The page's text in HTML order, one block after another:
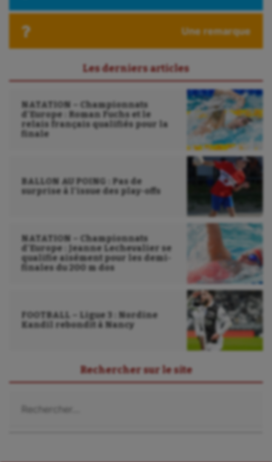
Ultimate frisbee
Wakeboard
Water-polo
Une remarque
Les derniers articles
NATATION – Championnats
d’Europe : Roman Fuchs et le
relais français qualifiés pour la
finale
BALLON AU POING : Pas de
surprise à l’issue des play-offs
NATATION – Championnats
d’Europe : Jeanne Lechevalier se
qualifie aisément pour les demi-
finales du 200 m dos
FOOTBALL – Ligue 3 : Nordine
Kandil rebondit à Nancy
Rechercher sur le site